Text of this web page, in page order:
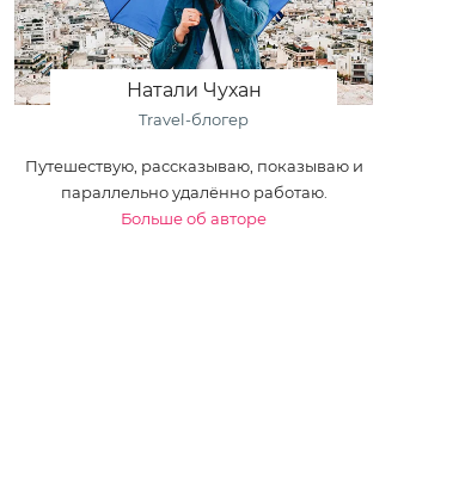
Натали Чухан
Travel-блогер
Путешествую, рассказываю, показываю и
параллельно удалённо работаю.
Больше об авторе